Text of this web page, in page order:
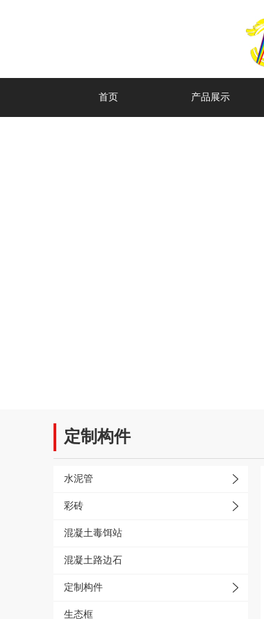
首页 产品展示
定制构件
水泥管
- 平口水泥管
- 承插口水泥管
- 重型桥涵用水泥管
- 斜管
- 水泥管（半拉瓢）
彩砖
- 彩砖
- 生态护坡砖
- 草坪砖
- 彩砖200×200
混凝土毒饵站
混凝土路边石
定制构件
- 检查井化粪池
生态框